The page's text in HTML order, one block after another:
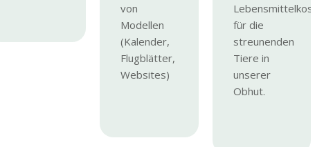
von
Modellen
(Kalender,
Flugblätter,
Websites)
Lebensmittelkosten)
für die
streunenden
Tiere in
unserer
Obhut.